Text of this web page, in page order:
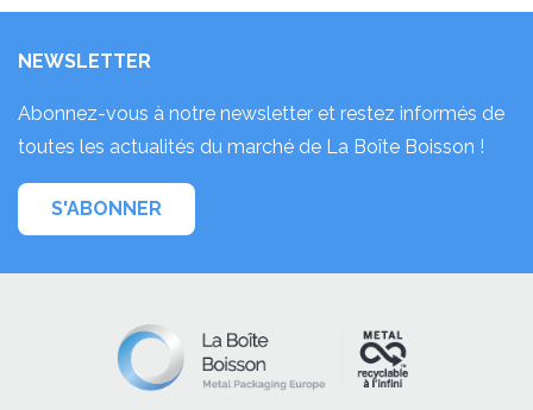
NEWSLETTER
Abonnez-vous à notre newsletter et restez informés de
toutes les actualités du marché de La Boîte Boisson !
S'ABONNER